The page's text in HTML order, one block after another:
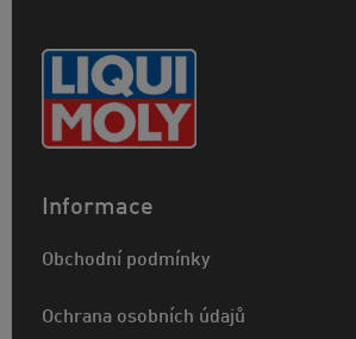
Informace
Obchodní podmínky
Ochrana osobních údajů